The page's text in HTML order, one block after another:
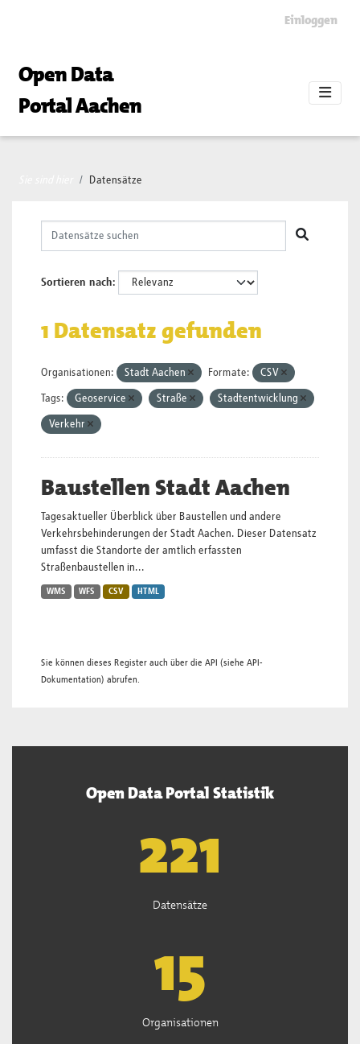
Einloggen
Open Data
Portal Aachen
Datensätze
Sortieren nach
1 Datensatz gefunden
Organisationen: Stadt Aachen Formate: CSV
Tags: Geoservice Straße Stadtentwicklung
Verkehr
Baustellen Stadt Aachen
Tagesaktueller Überblick über Baustellen und andere
Verkehrsbehinderungen der Stadt Aachen. Dieser Datensatz
umfasst die Standorte der amtlich erfassten
Straßenbaustellen in...
WMS WFS CSV HTML
Sie können dieses Register auch über die API (siehe API-
Dokumentation) abrufen.
Open Data Portal Statistik
222
Datensätze
15
Organisationen